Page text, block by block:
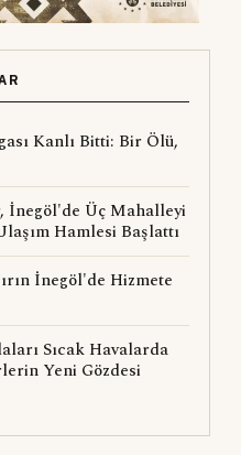
Kanlı Bitti: Bir Ölü,
İnegöl'de Üç Mahalleyi
Hamlesi Başlattı
İnegöl'de Hizmete
Sıcak Havalarda
Yeni Gözdesi